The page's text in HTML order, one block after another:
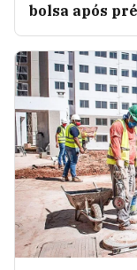
bolsa após